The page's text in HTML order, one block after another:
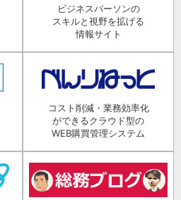
ビジネスパーソンの
スキルと視野を拡げる
情報サイト
コスト削減・業務効率化
ができるクラウド型の
WEB購買管理システム